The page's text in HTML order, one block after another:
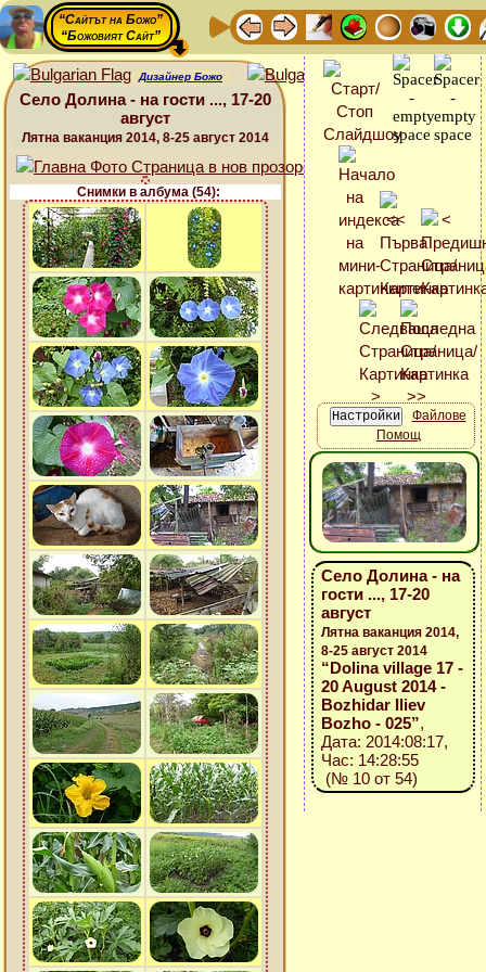
“Сайтът на Божо”
“Божовият Сайт”
Дизайнер Божо
Село Долина - на гости ..., 17-20
август
Лятна ваканция 2014, 8-25 август 2014
Снимки в албума (54):
Файлове
Помощ
Село Долина - на
гости ..., 17-20
август
Лятна ваканция 2014,
8-25 август 2014
“Dolina village 17 -
20 August 2014 -
Bozhidar Iliev
Bozho - 025”,
Дата: 2014:08:17,
Час: 14:28:55
(№ 10 от 54)